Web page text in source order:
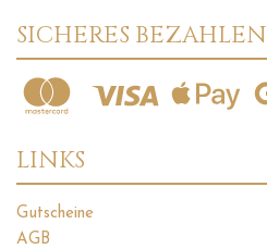
SICHERES BEZAHLEN
LINKS
Gutscheine
AGB